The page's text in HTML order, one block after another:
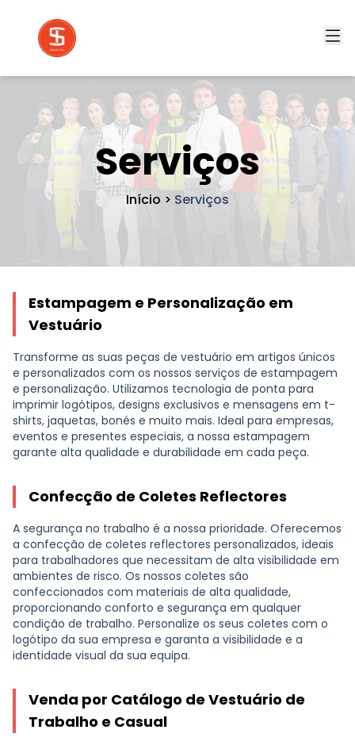
Serviços
Início > Serviços
Estampagem e Personalização em
Vestuário
Transforme as suas peças de vestuário em artigos únicos
e personalizados com os nossos serviços de estampagem
e personalização. Utilizamos tecnologia de ponta para
imprimir logótipos, designs exclusivos e mensagens em t-
shirts, jaquetas, bonés e muito mais. Ideal para empresas,
eventos e presentes especiais, a nossa estampagem
garante alta qualidade e durabilidade em cada peça.
Confecção de Coletes Reflectores
A segurança no trabalho é a nossa prioridade. Oferecemos
a confecção de coletes reflectores personalizados, ideais
para trabalhadores que necessitam de alta visibilidade em
ambientes de risco. Os nossos coletes são
confeccionados com materiais de alta qualidade,
proporcionando conforto e segurança em qualquer
condição de trabalho. Personalize os seus coletes com o
logótipo da sua empresa e garanta a visibilidade e a
identidade visual da sua equipa.
Venda por Catálogo de Vestuário de
Trabalho e Casual